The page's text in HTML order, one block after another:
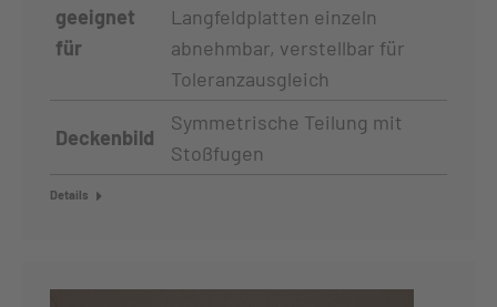
geeignet
für
Langfeldplatten einzeln
abnehmbar, verstellbar für
Toleranzausgleich
Deckenbild
Symmetrische Teilung mit
Stoßfugen
Details